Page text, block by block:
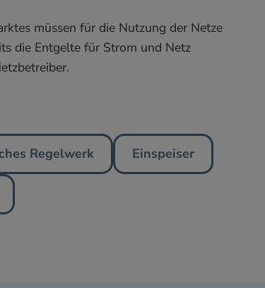
müssen für die Nutzung der Netze
die Entgelte für Strom und Netz
Regelwerk Einspeiser